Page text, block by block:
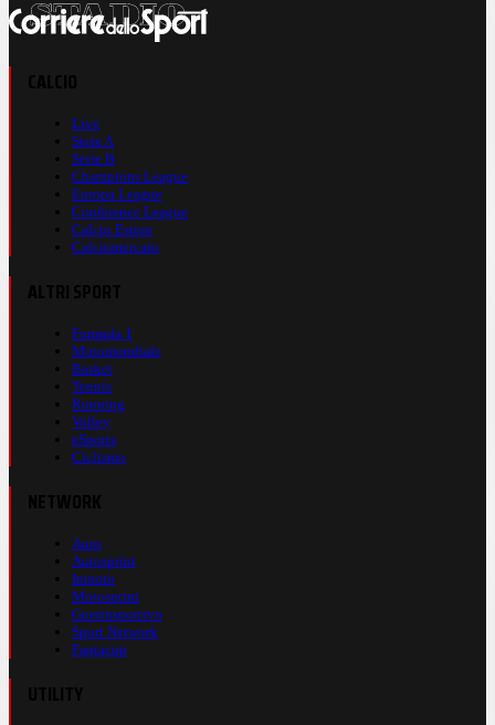
Live
Serie A
Serie B
Champions League
Europa League
Conference League
Calcio Estero
Calciomercato
Formula 1
Motomondiale
Basket
Tennis
Running
Volley
eSports
Ciclismo
Auto
Autosprint
Inmoto
Motosprint
Guerinsportivo
Sport Network
Fantacup